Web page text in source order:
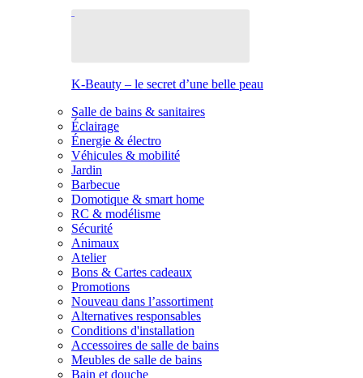
K-Beauty – le secret d’une belle peau
Salle de bains & sanitaires
Éclairage
Énergie & électro
Véhicules & mobilité
Jardin
Barbecue
Domotique & smart home
RC & modélisme
Sécurité
Animaux
Atelier
Bons & Cartes cadeaux
Promotions
Nouveau dans l’assortiment
Alternatives responsables
Conditions d'installation
Accessoires de salle de bains
Meubles de salle de bains
Bain et douche